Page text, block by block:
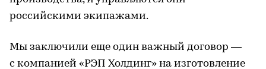
российскими экипажами.
Мы заключили еще один важный договор —
с компанией «РЭП Холдинг» на изготовление